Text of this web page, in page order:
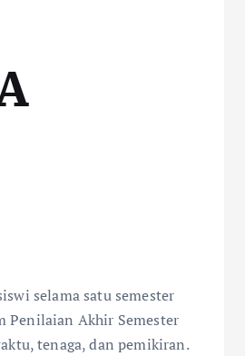
selama satu semester
Penilaian Akhir Semester
tenaga, dan pemikiran.